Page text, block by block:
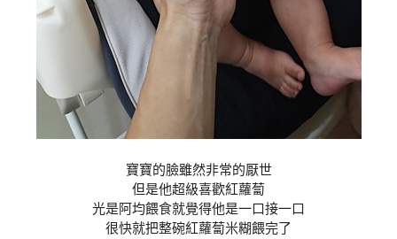
寶寶的臉雖然非常的厭世
但是他超級喜歡紅蘿蔔
光是阿均餵食就覺得他是一口接一口
很快就把整碗紅蘿蔔米糊餵完了